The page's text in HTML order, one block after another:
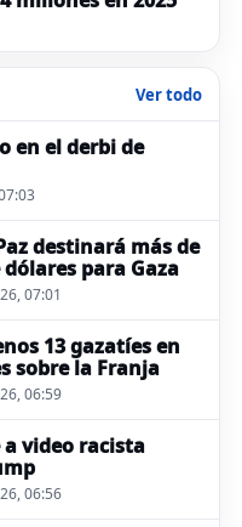
Ver todo
en el derbi de
destinará más de
para Gaza
07:01
13 gazatíes en
sobre la Franja
06:59
video racista
06:56